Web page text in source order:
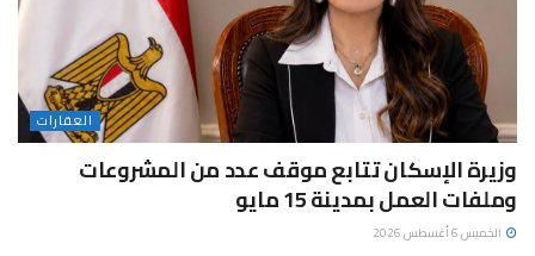
العقارات
وزيرة الإسكان تتابع موقف عدد من المشروعات
وملفات العمل بمدينة 15 مايو
الخميس 6 أغسطس 2026